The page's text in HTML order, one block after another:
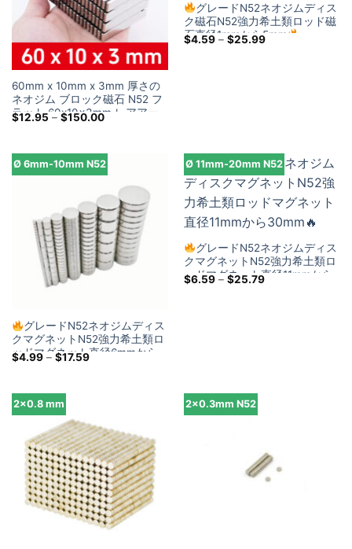
60mm x 10mm x 3mm 厚さの
ネオジム ブロック磁石 N52 フ
ラット 60x10x3mm レアアー
ス長方形磁石販売用
$12.95 – $150.00価
を
通
し
$150.00
グレードN52ネオジムディス
ク磁石N52強力希土類ロッド磁
石直径1mmから5mm
$4.59 – $25.99価
Ø 6mm-10mm N52
グレードN52ネオジムディス
クマグネットN52強力希土類ロ
ッドマグネット直径6mmから
10mm
$4.99 – $17.59価
て
$17.59
Ø 11mm-20mm N52
グレードN52ネオジムディス
クマグネットN52強力希土類ロ
ッドマグネット直径11mmから
30mm
$6.59 – $25.79価
2x0.8 mm 2×0.3mm N52